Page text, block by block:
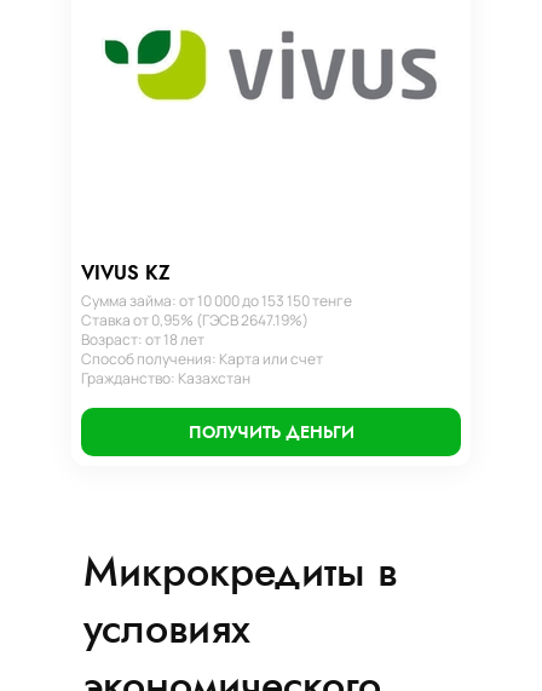
VIVUS KZ
Сумма займа: от 10 000 до 153 150 тенге
Ставка от 0,95% (ГЭСВ 2647.19%)
Возраст: от 18 лет
Способ получения: Карта или счет
Гражданство: Казахстан
ПОЛУЧИТЬ ДЕНЬГИ
Микрокредиты в
условиях